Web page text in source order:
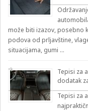
može biti izazov, posebno
podova od prljavštine,
situacijama, gumi …
Tepisi za
dodatak
Tepisi za